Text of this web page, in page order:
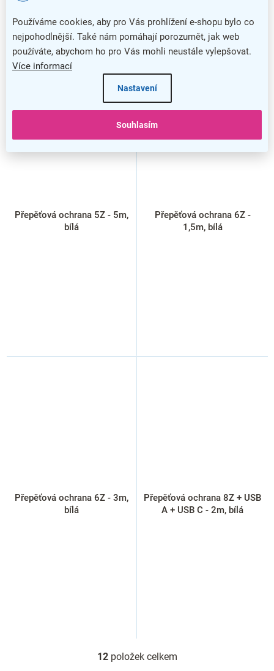
Používáme cookies, aby pro Vás prohlížení e-shopu bylo co
nejpohodlnější. Také nám pomáhají porozumět, jak web
používáte, abychom ho pro Vás mohli neustále vylepšovat.
Více informací
Nastavení
Souhlasím
Přepěťová ochrana 5Z - 5m,
bílá
Přepěťová ochrana 6Z -
1,5m, bílá
Přepěťová ochrana 6Z - 3m,
bílá
Přepěťová ochrana 8Z + USB
A + USB C - 2m, bílá
O
12položek celkem